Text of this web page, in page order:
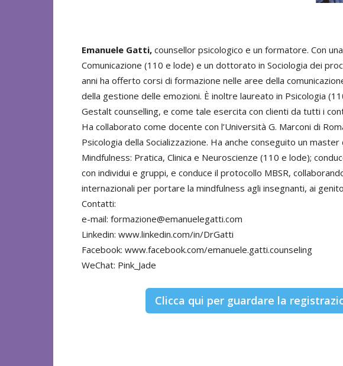
Emanuele Gatti, counsellor psicologico e un formatore. Con
Comunicazione (110 e lode) e un dottorato in Sociologia dei
anni ha offerto corsi di formazione nelle aree della
della gestione delle emozioni. È inoltre laureato in Psicologia
Gestalt counselling, e come tale esercita con clienti da tutti i
Ha collaborato come docente con l’Università G. Marconi di
Psicologia della Socializzazione. Ha anche conseguito un
Mindfulness: Pratica, Clinica e Neuroscienze (110 e lode);
con individui e gruppi, e conduce il protocollo MBSR,
internazionali per portare la mindfulness agli insegnanti, ai
Contatti:
e-mail: formazione@emanuelegatti.com
Linkedin: www.linkedin.com/in/DrGatti
Facebook: www.facebook.com/emanuele.gatti.counseling
WeChat: Pink_Jade
Clicca qui per guardare la